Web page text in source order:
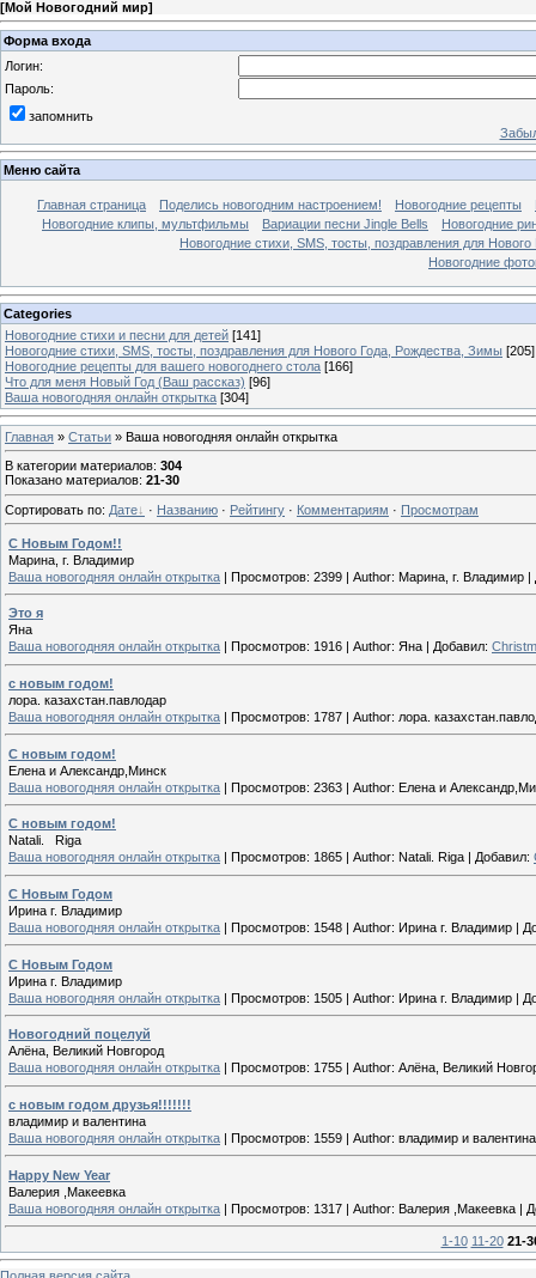
[Мой Новогодний мир]
Форма входа
Логин:
Пароль:
запомнить
Меню сайта
Главная страница Поделись новогодним настроением! Новогодние рецепты
Новогодние клипы, мультфильмы
Вариации песни Jingle Bells
Новогодние
Новогодние стихи, SMS, тосты, поздравления для
Новогодние
Categories
Новогодние стихи и песни для детей [141]
Новогодние стихи, SMS, тосты, поздравления для Нового Года, Рождества, Зимы [205]
Новогодние рецепты для вашего новогоднего стола [166]
Что для меня Новый Год (Ваш рассказ) [96]
Ваша новогодняя онлайн открытка [304]
Главная » Статьи » Ваша новогодняя онлайн открытка
В категории материалов: 304
Показано материалов: 21-30
Сортировать по: Дате · Названию · Рейтингу · Комментариям · Просмотрам
С Новым Годом!!
Марина, г. Владимир
Ваша новогодняя онлайн открытка | Просмотров: 2399 | Author: Марина, г. Владимир |
Это я
Яна
Ваша новогодняя онлайн открытка
Просмотров: 1916 Author: Яна Добавил:
с новым годом!
лора. казахстан.павлодар
Ваша новогодняя онлайн открытка | Просмотров: 1787 | Author: лора.
С новым годом!
Елена и Александр,Минск
Ваша новогодняя онлайн открытка | Просмотров: 2363 | Author: Елена и
С новым годом!
Natali. Riga
Ваша новогодняя онлайн открытка
Просмотров: 1865 Author: Natali. Riga Добавил:
С Новым Годом
Ирина г. Владимир
Ваша новогодняя онлайн открытка | Просмотров: 1548 | Author: Ирина г. Владимир |
С Новым Годом
Ирина г. Владимир
Ваша новогодняя онлайн открытка | Просмотров: 1505 | Author: Ирина г. Владимир |
Новогодний поцелуй
Алёна, Великий Новгород
Ваша новогодняя онлайн открытка | Просмотров: 1755 | Author: Алёна, Великий
с новым годом друзья!!!!!!!
владимир и валентина
Ваша новогодняя онлайн открытка | Просмотров: 1559 | Author: владимир и валентина
Happy New Year
Валерия ,Макеевка
Ваша новогодняя онлайн открытка | Просмотров: 1317 | Author: Валерия ,Макеевка |
1-10 11-20 21-